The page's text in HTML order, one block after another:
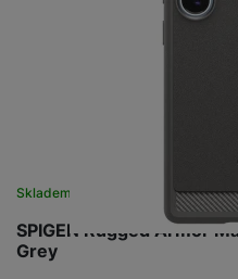
SPIGEN Rugged Armor
Grey
Skladem